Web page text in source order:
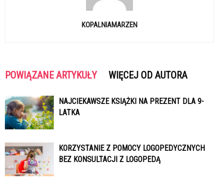
KOPALNIAMARZEN
POWIĄZANE ARTYKUŁY WIĘCEJ OD AUTORA
NAJCIEKAWSZE KSIĄŻKI NA PREZENT DLA 9-
LATKA
KORZYSTANIE Z POMOCY LOGOPEDYCZNYCH
BEZ KONSULTACJI Z LOGOPEDĄ